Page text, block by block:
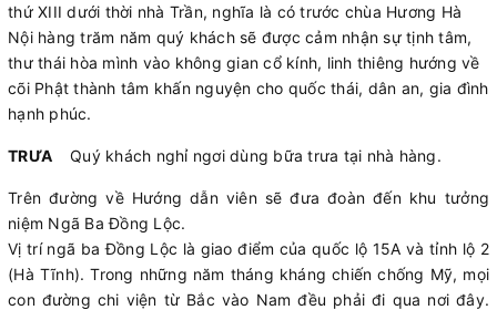
thứ XIII dưới thời nhà Trần, nghĩa là có trước chùa Hương Hà
Nội hàng trăm năm quý khách sẽ được cảm nhận sự tịnh tâm,
thư thái hòa mình vào không gian cổ kính, linh thiêng hướng về
cõi Phật thành tâm khấn nguyện cho quốc thái, dân an, gia đình
hạnh phúc.
TRƯA Quý khách nghỉ ngơi dùng bữa trưa tại nhà hàng.
Trên đường về Hướng dẫn viên sẽ đưa đoàn đến khu tưởng
niệm Ngã Ba Đồng Lộc.
Vị trí ngã ba Đồng Lộc là giao điểm của quốc lộ 15A và tỉnh lộ 2
(Hà Tĩnh). Trong những năm tháng kháng chiến chống Mỹ, mọi
con đường chi viện từ Bắc vào Nam đều phải đi qua nơi đây.